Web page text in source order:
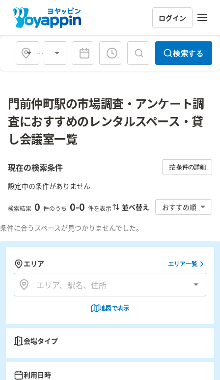
ログイン
会場タイプ 検索する
門前仲町駅の市場調査・アンケート調
査におすすめのレンタルスペース・貸
し会議室一覧
現在の検索条件 条件の詳細
設定中の条件がありません
検索結果 0 件のうち 0-0 件を表示 並べ替え おすすめ順
条件に合うスペースが見つかりませんでした。
エリア エリア一覧
地図で表示
会場タイプ
利用日時